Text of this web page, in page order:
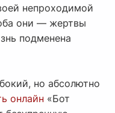
непроходимой
они — жертвы
подменена
но абсолютно
онлайн «Бот